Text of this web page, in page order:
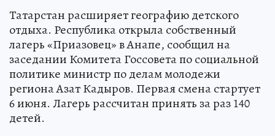
Татарстан расширяет географию детского
отдыха. Республика открыла собственный
лагерь «Приазовец» в Анапе, сообщил на
заседании Комитета Госсовета по социальной
политике министр по делам молодежи
региона Азат Кадыров. Первая смена стартует
6 июня. Лагерь рассчитан принять за раз 140
детей.